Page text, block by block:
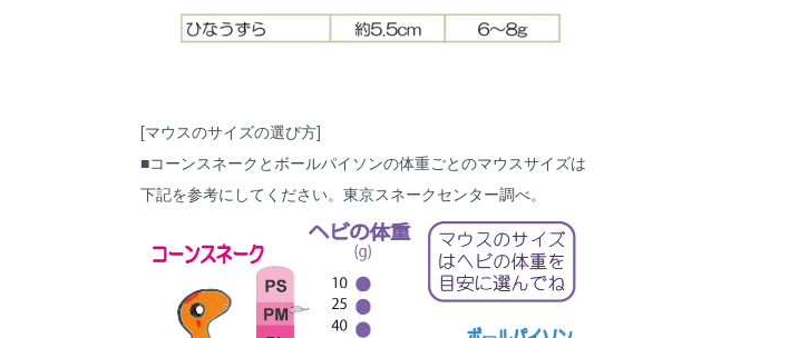
[マウスのサイズの選び方]
■コーンスネークとボールパイソンの体重ごとのマウスサイズは
下記を参考にしてください。東京スネークセンター調べ。